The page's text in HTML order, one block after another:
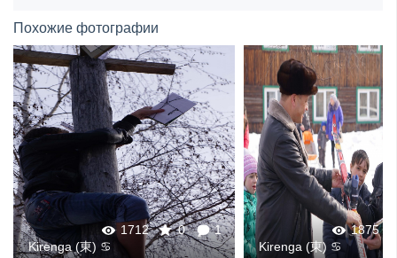
Похожие фотографии
1712 0
1
Kirenga (東) ♋
1875
Kirenga (東) ♋